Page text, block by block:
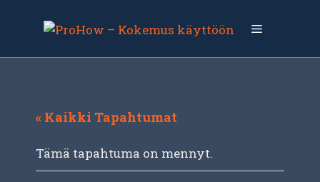
sisältöön
Valikko
« Kaikki Tapahtumat
Tämä tapahtuma on mennyt.